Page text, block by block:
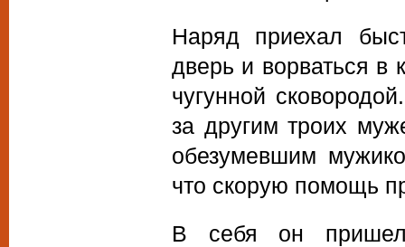
Наряд приехал
дверь и ворваться в
чугунной
за другим троих
обезумевшим
что скорую помощь
В себя он